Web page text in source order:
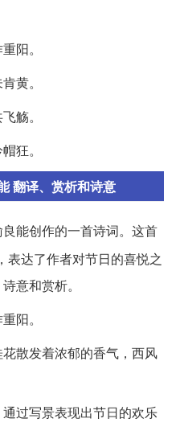
阳。
黄。
觞。
狂。
翻译、赏析和诗意
良能创作的一首诗词。这首
表达了作者对节日的喜悦之
意和赏析。
阳。
散发着浓郁的香气，西风
过写景表现出节日的欢乐